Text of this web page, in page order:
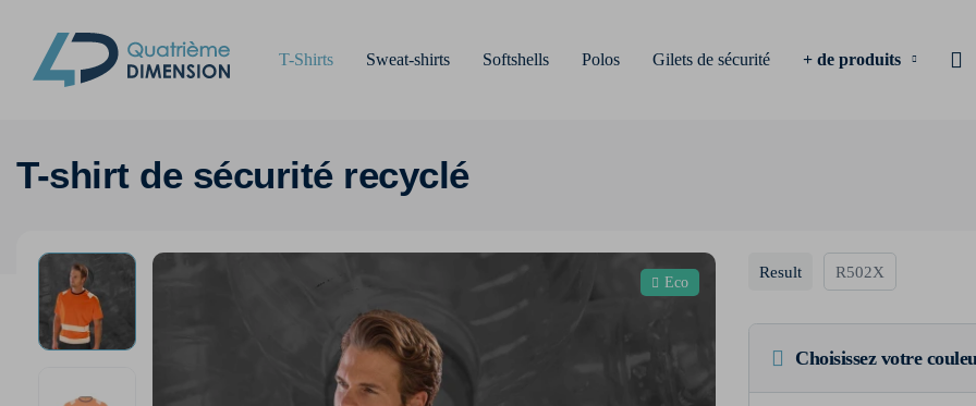
T-Shirts Sweat-shirts Softshells Polos Gilets de sécurité + de produits
T-shirt de sécurité recyclé
Eco
Result R502X
Choisissez votre